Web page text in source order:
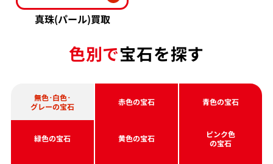
真珠(パール)買取
色別で宝石を探す
無色･白色･
グレーの宝石
赤色の宝石 青色の宝石
緑色の宝石 黄色の宝石
ピンク色
の宝石